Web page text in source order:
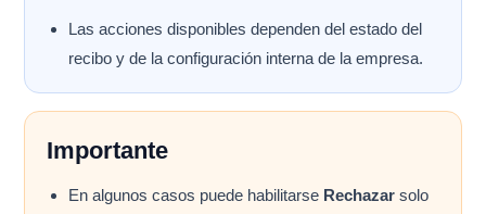
Las acciones disponibles dependen del estado del
recibo y de la configuración interna de la empresa.
Importante
En algunos casos puede habilitarse Rechazar solo